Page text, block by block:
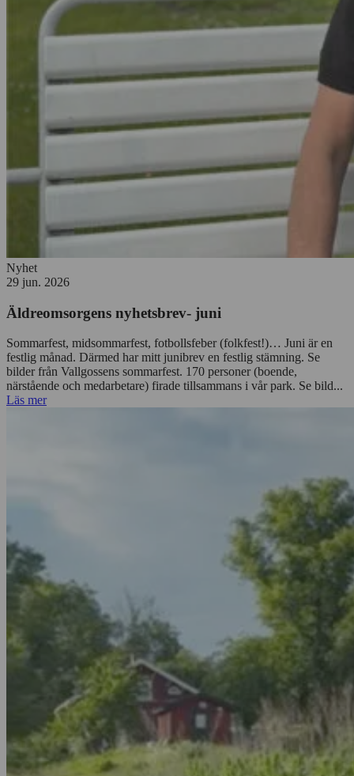
Nyhet
29 jun. 2026
Äldreomsorgens nyhetsbrev- juni
Sommarfest, midsommarfest, fotbollsfeber (folkfest!)… Juni är en
festlig månad. Därmed har mitt junibrev en festlig stämning. Se
bilder från Vallgossens sommarfest. 170 personer (boende,
närstående och medarbetare) firade tillsammans i vår park. Se bild...
Läs mer